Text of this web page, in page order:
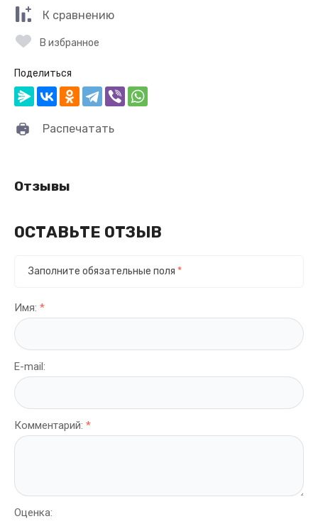
К сравнению
В избранное
Поделиться
Распечатать
Отзывы
ОСТАВЬТЕ ОТЗЫВ
Заполните обязательные поля *
Имя: *
E-mail:
Комментарий: *
Оценка: